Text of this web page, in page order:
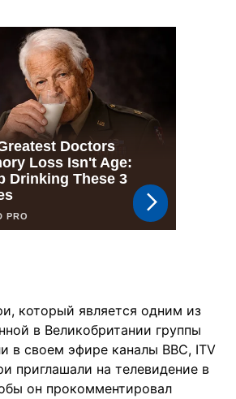
который является одним из
в Великобритании группы
в своем эфире каналы BBC, ITV
приглашали на телевидение в
он прокомментировал